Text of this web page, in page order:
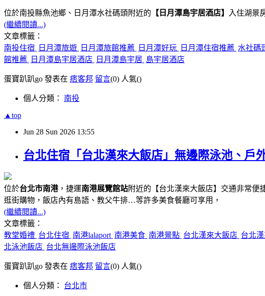
位於南投縣魚池鄉、日月潭水社碼頭附近的 【日月潭島宇居酒店】
入住湖景
(繼續閱讀...)
文章標籤：
南投住宿
日月潭旅遊 日月潭旅館推薦 日月潭好玩 日月潭住宿推薦 水社碼
館推薦
日月潭島宇居酒店 日月潭島宇居 島宇居酒店
蛋寶趴趴go 發表在 痞客邦 留言(0) 人氣()
個人分類： 南投
▲top
Jun 28 Sun 2026 13:55
台北住宿「台北漢來大飯店」無邊際泳池、戶
位於台北市南港，捷運南港展覽館站附近的【台北漢來大飯店】交通非常便
逛街購物，飯店內有島語、教父牛排…等許多美食餐廳可享用，
(繼續閱讀...)
文章標籤：
教堂婚禮 台北住宿 南港lalaport 南港美食 南港景點 台北漢來大飯店 台北
北泳池飯店 台北無邊際泳池飯店
蛋寶趴趴go 發表在 痞客邦 留言(0) 人氣()
個人分類： 台北市